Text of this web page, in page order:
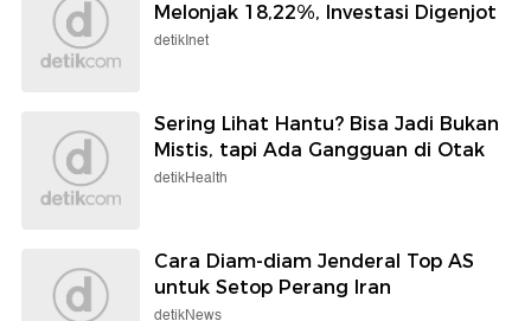
Melonjak 18,22%, Investasi Digenjot
detikInet
Sering Lihat Hantu? Bisa Jadi Bukan
Mistis, tapi Ada Gangguan di Otak
detikHealth
Cara Diam-diam Jenderal Top AS
untuk Setop Perang Iran
detikNews